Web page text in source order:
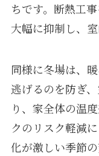
ちです。断熱工
大幅に抑制し、
同様に冬場は、
逃げるのを防ぎ
り、家全体の温
クのリスク軽減
化が激しい季節